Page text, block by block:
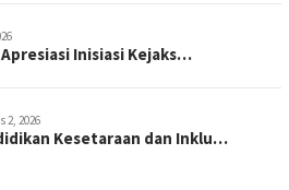
Inisiasi Kejaks…
2, 2026
Kesetaraan dan Inklu…